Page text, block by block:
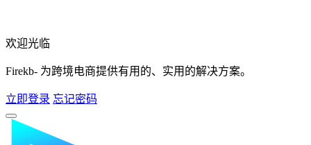
欢迎光临
Firekb- 为跨境电商提供有用的、实用的解决方案。
立即登录 忘记密码